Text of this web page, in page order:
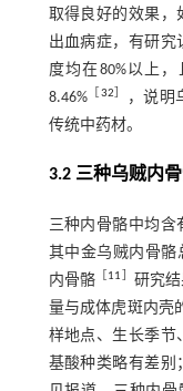
取得良好的效果，
出血病症，有研究
度均在80%以上
8.46%
32
，说明
传统中药材。
3.2 三种乌贼内
三种内骨骼中均含
其中金乌贼内骨
内骨骼
11
研究
量与成体虎斑内壳
样地点、生长季节
基酸种类略有差别